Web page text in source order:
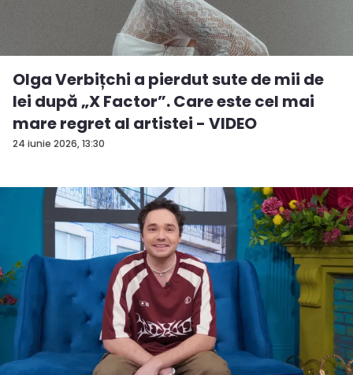
24 iunie 2026, 13:30
Olga Verbițchi a pierdut sute de mii de
lei după „X Factor”. Care este cel mai
mare regret al artistei - VIDEO